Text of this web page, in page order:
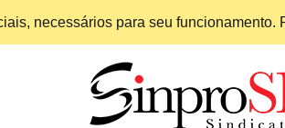
necessários para seu funcionamento.